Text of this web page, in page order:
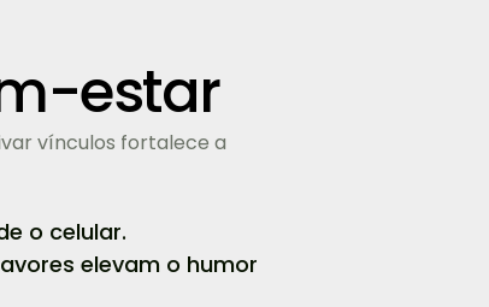
estar
vínculos fortalece a
o celular.
elevam o humor